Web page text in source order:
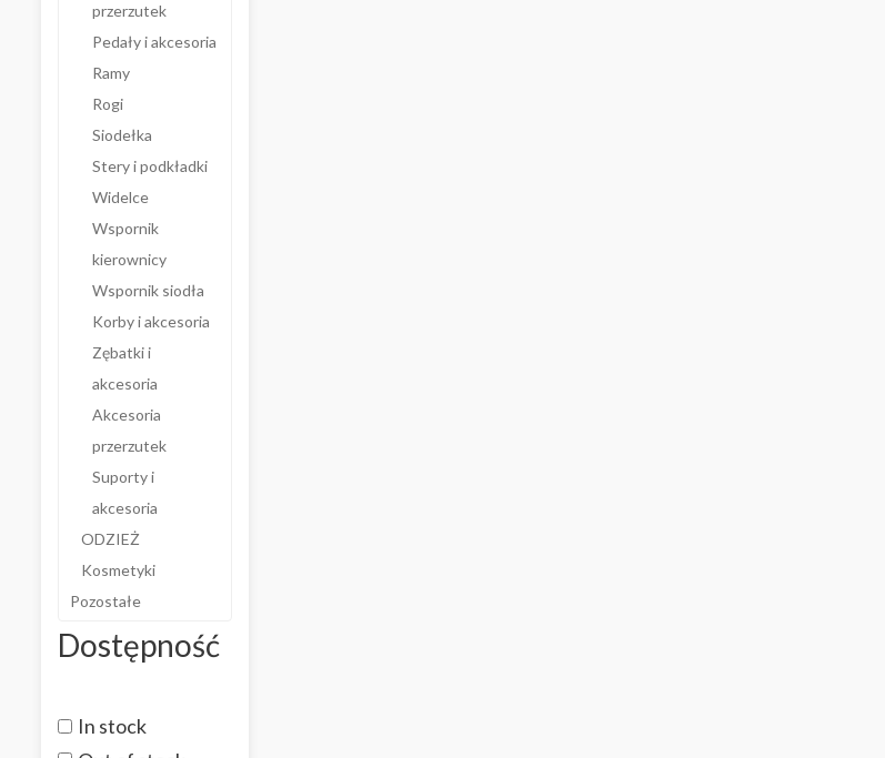
przerzutek
Pedały i akcesoria
Ramy
Rogi
Siodełka
Stery i podkładki
Widelce
Wspornik
kierownicy
Wspornik siodła
Korby i akcesoria
Zębatki i
akcesoria
Akcesoria
przerzutek
Suporty i
akcesoria
ODZIEŻ
Kosmetyki
Pozostałe
Dostępność
In stock